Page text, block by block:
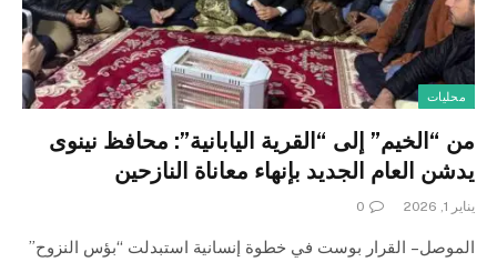
محليات
من “الخيم” إلى “القرية اليابانية”: محافظ نينوى
يدشن العام الجديد بإنهاء معاناة النازحين
يناير 1, 2026 0
الموصل – القرار بوست في خطوة إنسانية استبدلت “بؤس النزوح”